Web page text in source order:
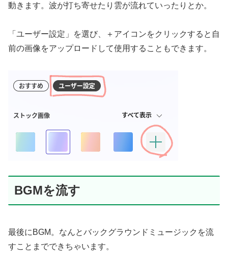
動きます。波が打ち寄せたり雲が流れていったりとか。
「ユーザー設定」を選び、＋アイコンをクリックすると自
前の画像をアップロードして使用することもできます。
BGMを流す
最後にBGM。なんとバックグラウンドミュージックを流
すことまでできちゃいます。